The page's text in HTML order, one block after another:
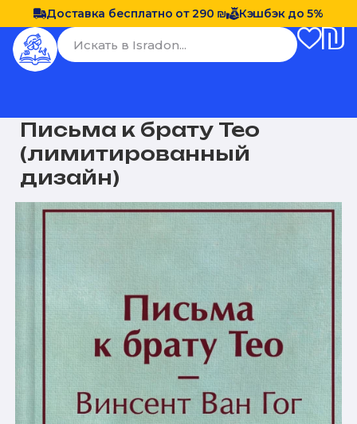
Доставка бесплатно от 290 ₪ Кэшбэк до 5%
Письма к брату Тео
(лимитированный
дизайн)